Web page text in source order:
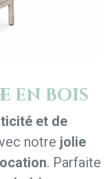
en bois
et de
notre jolie
. Parfaite